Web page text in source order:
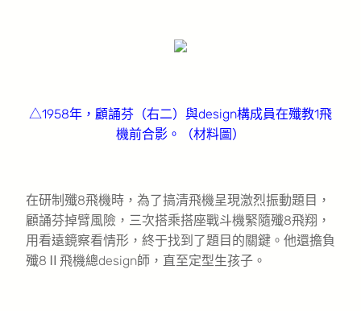
△1958年，顧誦芬（右二）與design構成員在殲教1飛
機前合影。（材料圖）
在研制殲8飛機時，為了搞清飛機呈現激烈振動題目，
顧誦芬掉臂風險，三次搭乘搭座戰斗機緊隨殲8飛翔，
用看遠鏡察看情形，終于找到了題目的關鍵。他還擔負
殲8Ⅱ飛機總design師，直至定型生孩子。